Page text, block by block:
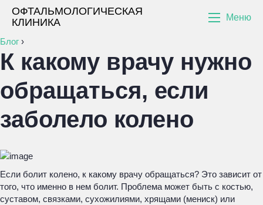
ОФТАЛЬМОЛОГИЧЕСКАЯ
КЛИНИКА
Меню
Блог ›
К какому врачу нужно
обращаться, если
заболело колено
Если болит колено, к какому врачу обращаться? Это зависит от
того, что именно в нем болит. Проблема может быть с костью,
суставом, связками, сухожилиями, хрящами (мениск) или